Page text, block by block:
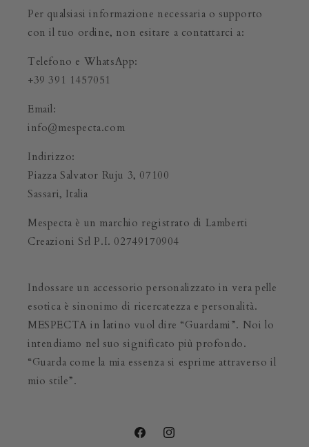
Per qualsiasi informazione necessaria o supporto
con il tuo ordine, non esitare a contattarci a:
Telefono e WhatsApp:
+39 391 1457051
Email:
info@mespecta.com
Indirizzo:
Piazza Salvator Ruju 3, 07100
Sassari, Italia
Mespecta è un marchio registrato di Lamberti
Creazioni Srl P.I. 02749170904
Indossare un accessorio personalizzato in vera pelle
esotica è sinonimo di ricercatezza e personalità.
MESPECTA in latino vuol dire “Guardami”. Noi lo
intendiamo nel suo significato più profondo.
“Guarda come la mia essenza si esprime attraverso il
mio stile”.
FacebookInstagram